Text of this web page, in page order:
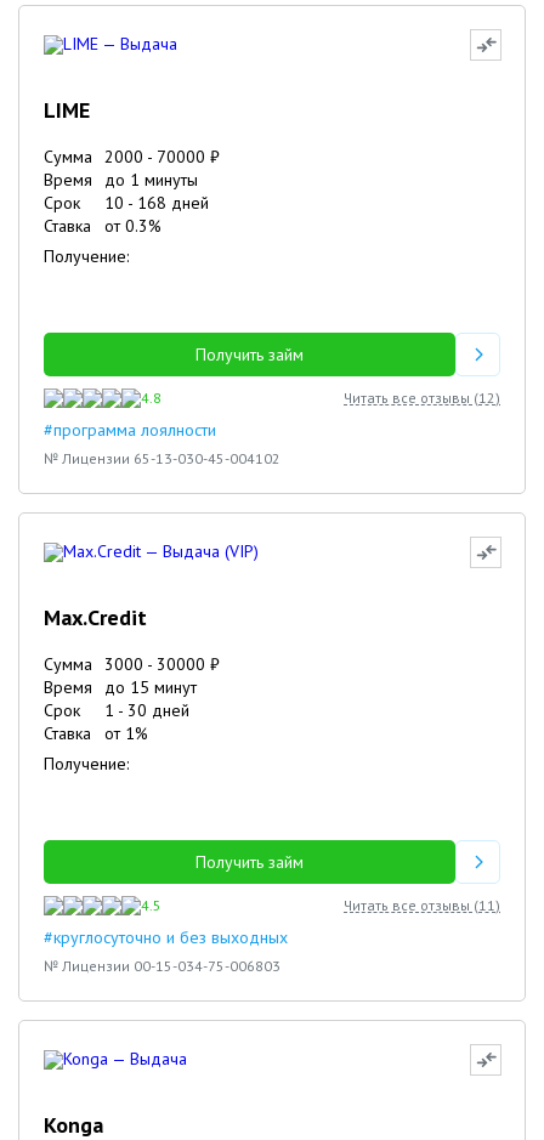
LIME
Сумма 2000 - 70000 ₽
Время
до 1 минуты
Срок
10 - 168 дней
Ставка
от0.3%
Получение:
Получить займ
4.8 Читать все отзывы (12)
#программа лоялности
№ Лицензии 65-13-030-45-004102
Max.Credit
Сумма 3000 - 30000 ₽
Время
до 15 минут
Срок
1 - 30 дней
Ставка
от 1%
Получение:
Получить займ
4.5 Читать все отзывы (11)
#круглосуточно и без выходных
№ Лицензии 00-15-034-75-006803
Konga